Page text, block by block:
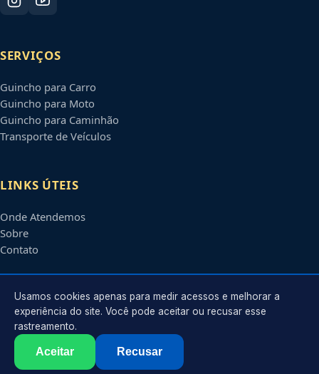
SERVIÇOS
Guincho para Carro
Guincho para Moto
Guincho para Caminhão
Transporte de Veículos
LINKS ÚTEIS
Onde Atendemos
Sobre
Contato
CONTATO
Atendimento em
contato@guinchoscarapicuiba.com.br
2026 Carapicuíba
. Todos os direitos reservados.
Usamos cookies apenas para medir acessos e melhorar a
experiência do site. Você pode aceitar ou recusar esse
rastreamento.
Aceitar Recusar